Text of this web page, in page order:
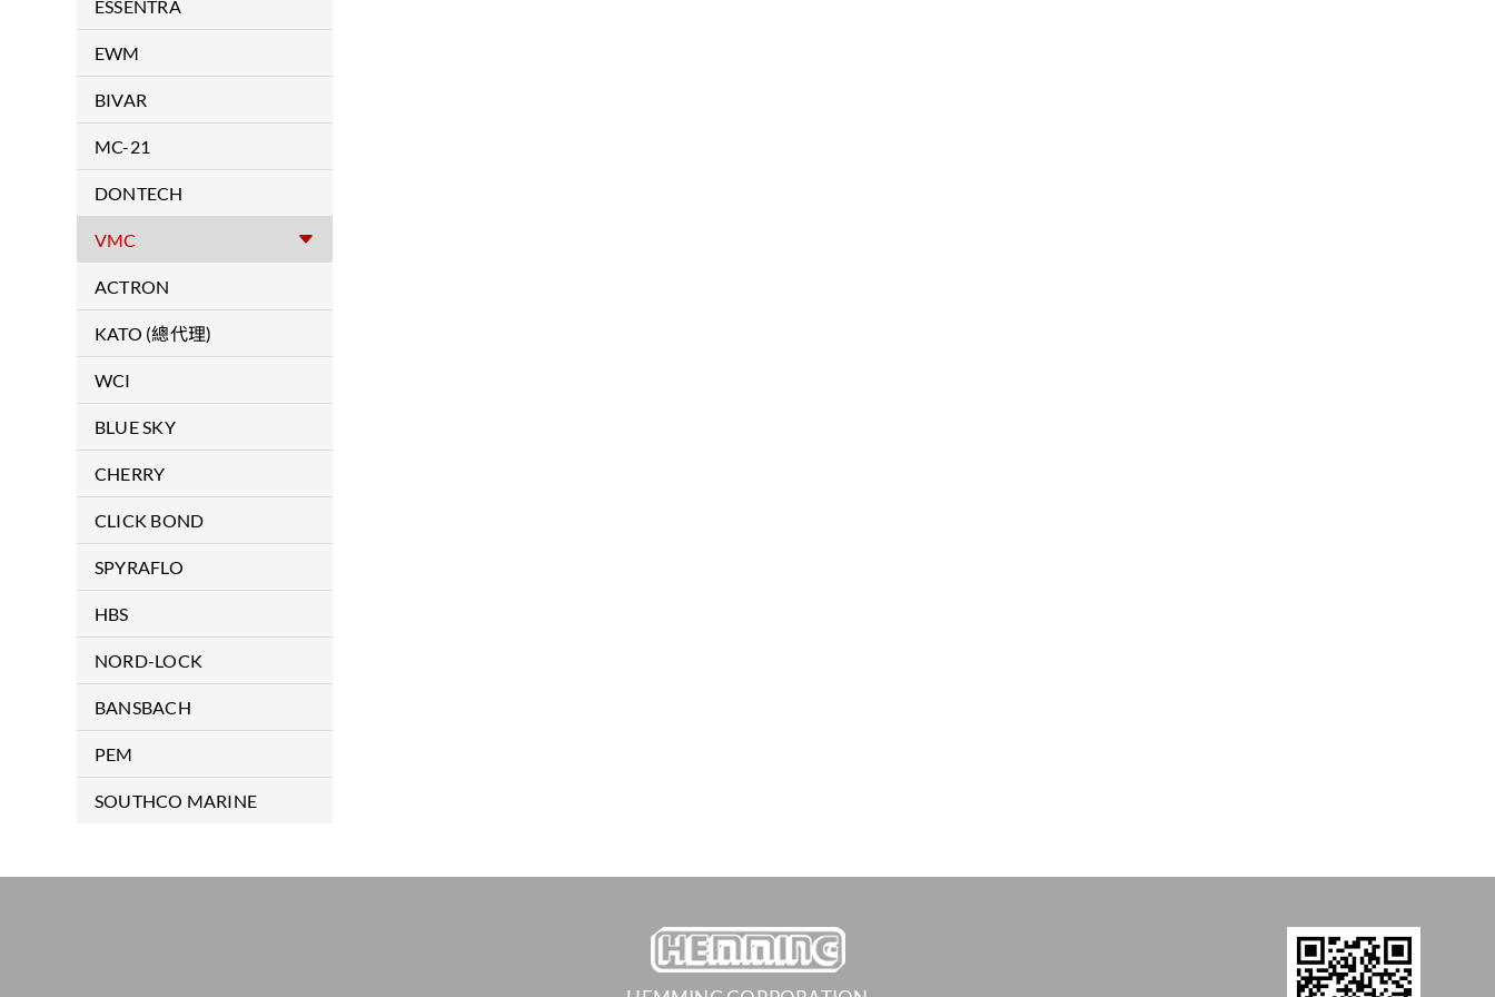
安裝工具
ESSENTRA
RICHCO / MOSS
EWM
焊接機
BIVAR
導光線材
LED燈座組裝配件
各式SMD-LED
LED照明模組
各式LED支撐座
PCB機械封裝配件
MC-21
複合材料
DONTECH
Optical Substrates &
Laminations
Colored Filters
Conductive Coatings & Fine
Wire Meshes
Dontech's VCF Series™
Transparent Conductive Films
Special Application Products
Ancillary Products
VMC
防震產品
ACTRON
軍用滑軌 / 航空用滑軌
KATO (總代理)
無尾螺紋護套/安裝工具
WCI
COLDWORKING 增加孔周圍
硬度
BLUE SKY
軍規及航空扣件
CHERRY
航空拉鉚釘及安裝拉槍
CLICK BOND
膠合扣件
SPYRAFLO
軸承
HBS
CD 電容式植釘機
ISO 保溫釘植釘機
SC/ARC 電弧式植釘機
NORD-LOCK
安全環
BANSBACH
氣壓棒配件
PEM
自樁螺母
自樁螺柱
SOUTHCO MARINE